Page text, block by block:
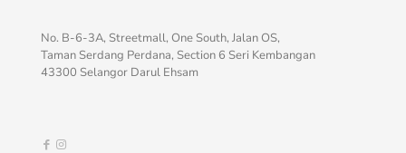
No. B-6-3A, Streetmall, One South, Jalan OS,
Taman Serdang Perdana, Section 6 Seri Kembangan
43300 Selangor Darul Ehsam